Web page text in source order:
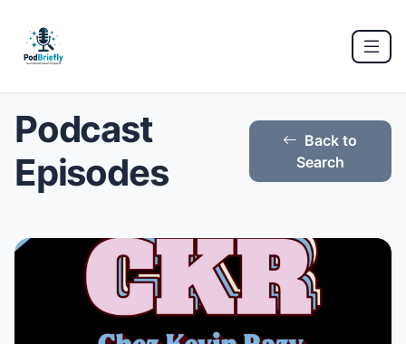
Podcast
Episodes
Back to
Search